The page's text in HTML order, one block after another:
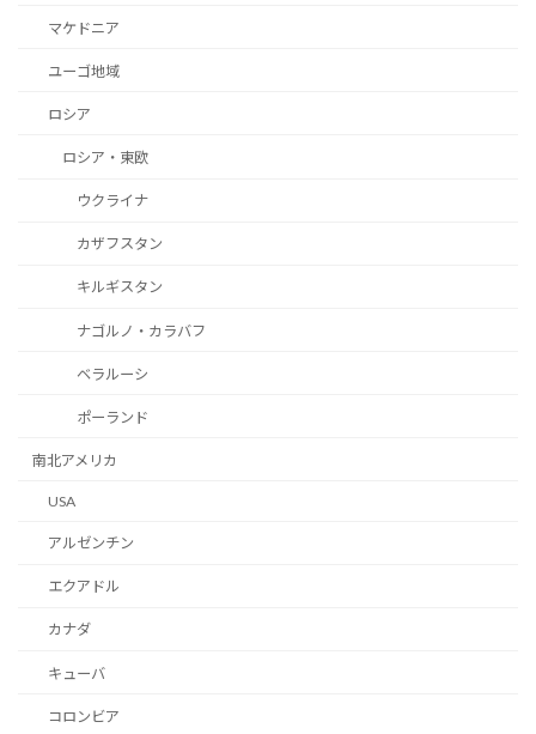
マケドニア
ユーゴ地域
ロシア
ロシア・東欧
ウクライナ
カザフスタン
キルギスタン
ナゴルノ・カラバフ
ベラルーシ
ポーランド
南北アメリカ
USA
アルゼンチン
エクアドル
カナダ
キューバ
コロンビア